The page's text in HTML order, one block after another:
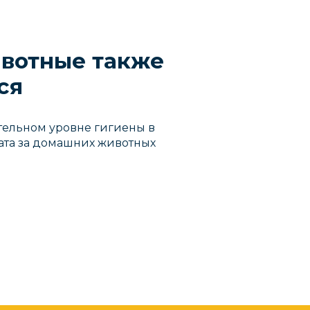
также
уровне гигиены в
за домашних животных